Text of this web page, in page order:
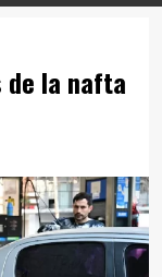
de la nafta